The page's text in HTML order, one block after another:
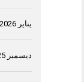
يناير 2026
ديسمبر 2025